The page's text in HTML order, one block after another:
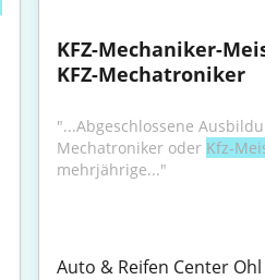
KFZ-Mechaniker-
KFZ-Mechatroniker
"...Abgeschlossene
Mechatroniker oder Kfz-
mehrjährige..."
Auto & Reifen Center Ohl